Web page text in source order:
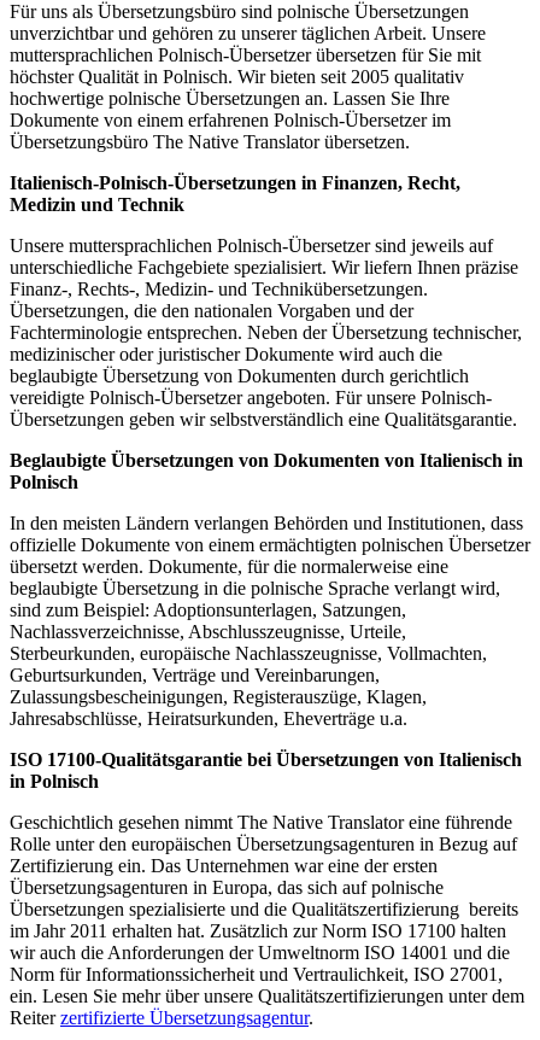
Für uns als Übersetzungsbüro sind polnische Übersetzungen
unverzichtbar und gehören zu unserer täglichen Arbeit. Unsere
muttersprachlichen Polnisch-Übersetzer übersetzen für Sie mit
höchster Qualität in Polnisch. Wir bieten seit 2005 qualitativ
hochwertige polnische Übersetzungen an. Lassen Sie Ihre
Dokumente von einem erfahrenen Polnisch-Übersetzer im
Übersetzungsbüro The Native Translator übersetzen.
Italienisch-Polnisch-Übersetzungen in Finanzen, Recht,
Medizin und Technik
Unsere muttersprachlichen Polnisch-Übersetzer sind jeweils auf
unterschiedliche Fachgebiete spezialisiert. Wir liefern Ihnen präzise
Finanz-, Rechts-, Medizin- und Technikübersetzungen.
Übersetzungen, die den nationalen Vorgaben und der
Fachterminologie entsprechen. Neben der Übersetzung technischer,
medizinischer oder juristischer Dokumente wird auch die
beglaubigte Übersetzung von Dokumenten durch gerichtlich
vereidigte Polnisch-Übersetzer angeboten. Für unsere Polnisch-
Übersetzungen geben wir selbstverständlich eine Qualitätsgarantie.
Beglaubigte Übersetzungen von Dokumenten von Italienisch in
Polnisch
In den meisten Ländern verlangen Behörden und Institutionen, dass
offizielle Dokumente von einem ermächtigten polnischen Übersetzer
übersetzt werden. Dokumente, für die normalerweise eine
beglaubigte Übersetzung in die polnische Sprache verlangt wird,
sind zum Beispiel: Adoptionsunterlagen, Satzungen,
Nachlassverzeichnisse, Abschlusszeugnisse, Urteile,
Sterbeurkunden, europäische Nachlasszeugnisse, Vollmachten,
Geburtsurkunden, Verträge und Vereinbarungen,
Zulassungsbescheinigungen, Registerauszüge, Klagen,
Jahresabschlüsse, Heiratsurkunden, Eheverträge u.a.
ISO 17100-Qualitätsgarantie bei Übersetzungen von Italienisch
in Polnisch
Geschichtlich gesehen nimmt The Native Translator eine führende
Rolle unter den europäischen Übersetzungsagenturen in Bezug auf
Zertifizierung ein. Das Unternehmen war eine der ersten
Übersetzungsagenturen in Europa, das sich auf polnische
Übersetzungen spezialisierte und die Qualitätszertifizierung bereits
im Jahr 2011 erhalten hat. Zusätzlich zur Norm ISO 17100 halten
wir auch die Anforderungen der Umweltnorm ISO 14001 und die
Norm für Informationssicherheit und Vertraulichkeit, ISO 27001,
ein. Lesen Sie mehr über unsere Qualitätszertifizierungen unter dem
Reiterzertifizierte Übersetzungsagentur.